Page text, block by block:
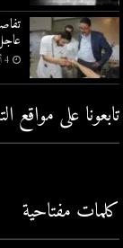
4 أيام ago
تابعونا على
كلمات مفتاحية